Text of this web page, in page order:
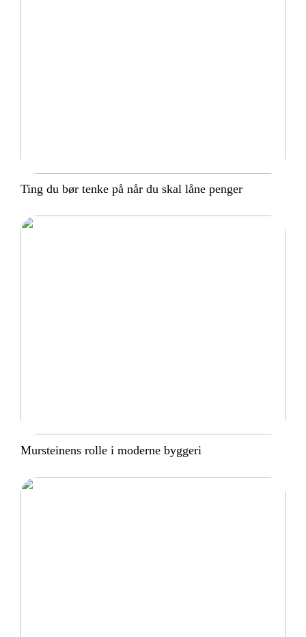
Ting du bør tenke på når du skal låne penger
Mursteinens rolle i moderne byggeri